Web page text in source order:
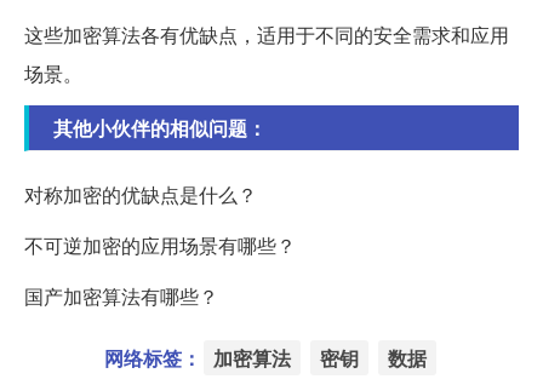
这些加密算法各有优缺点，适用于不同的安全需求和应用
场景。
其他小伙伴的相似问题：
对称加密的优缺点是什么？
不可逆加密的应用场景有哪些？
国产加密算法有哪些？
网络标签： 加密算法 密钥 数据